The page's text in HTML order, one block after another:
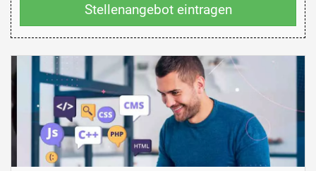
Stellenangebot eintragen